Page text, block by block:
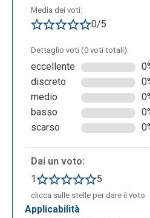
temporale tramite gli
direttamente sull’app tramite
Media dei voti:
0/5
Dettaglio voti (0 voti totali):
eccellente
discreto
medio
basso
scarso
Dai un voto:
1
5
clicca sulle stelle per dare il voto
applicabilità